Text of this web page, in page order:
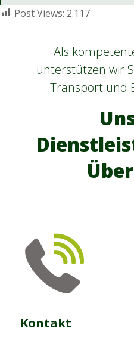
Post Views: 2.117
Als
unterstützen wir
Transport und
Kontakt